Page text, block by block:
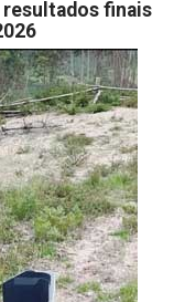
resultados finais